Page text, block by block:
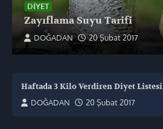
DIYET
Zayıflama Suyu Tarifi
DOĞADAN 20 Şubat 2017
Haftada 3 Kilo Verdiren Diyet Listesi
DOĞADAN
20 Şubat 2017